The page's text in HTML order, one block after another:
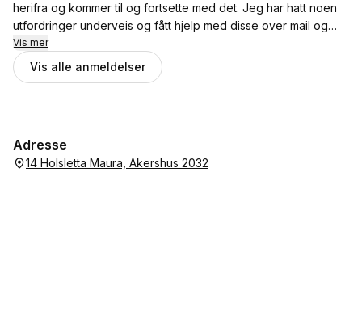
herifra og kommer til og fortsette med det. Jeg har hatt noen
utfordringer underveis og fått hjelp med disse over mail og
telefon veldig kjapt.
Service og kunnskap skiller seg ut på en markant posetive
Vis mer
Vis alle anmeldelser
Adresse
14 Holsletta Maura, Akershus 2032